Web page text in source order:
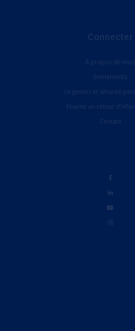
Connecter
À propos de
Evénements
Urgences et sécurité
Fournir un retour
Contact